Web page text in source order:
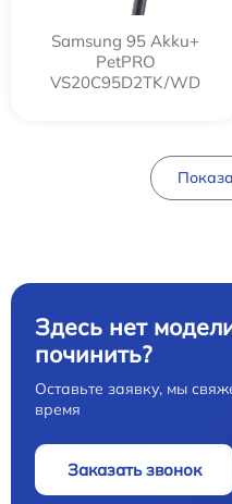
Samsung 95 Akku+
PetPRO
VS20C95D2TK/WD
Здесь нет
починить?
Оставьте заявку, мы
время
Заказать звонок